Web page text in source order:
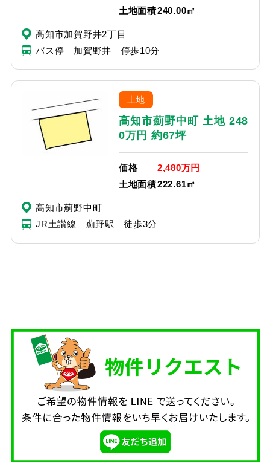
土地面積240.00㎡
高知市加賀野井2丁目
バス停 加賀野井 停歩10分
土地
高知市薊野中町 土地 248
0万円 約67坪
価格
2,480万円
土地面積222.61㎡
高知市薊野中町
JR土讃線 薊野駅 徒歩3分